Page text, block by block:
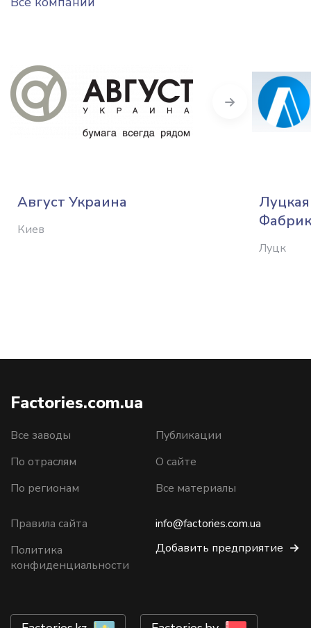
Август Украина
Киев
Луцк
Next
Factories.com.ua
Все заводы
По отраслям
По регионам
Публикации
О сайте
Все материалы
Правила сайта
Политика
конфиденциальности
info@factories.com.ua
Добавить предприятие